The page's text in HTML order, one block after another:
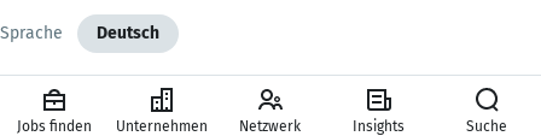
Sprache Deutsch
Jobs finden Unternehmen Netzwerk Insights Suche